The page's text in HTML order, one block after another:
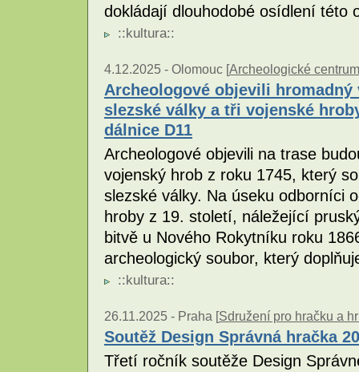
dokládají dlouhodobé osídlení této
::kultura::
4.12.2025 - Olomouc [Archeologické
Archeologové objevili
slezské války a tři vojenské
dálnice D11
Archeologové objevili na trase
vojenský hrob z roku 1745, který
slezské války. Na úseku odborníci
hroby z 19. století, náležející
bitvě u Nového Rokytníku roku
archeologický soubor, který
::kultura::
26.11.2025 - Praha [Sdružení pro hračku a
Soutěž Design Správná hračka
Třetí ročník soutěže Design